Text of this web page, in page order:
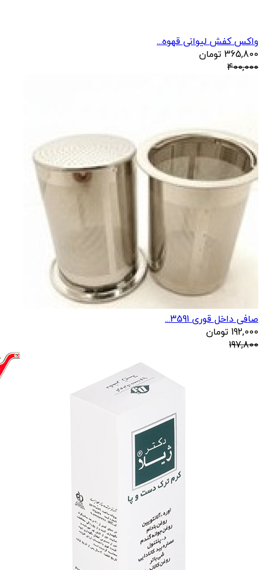
واکس کفش لیوانی قهوه...
365,800 تومان
400,000
صافی داخل قوری 3591...
192,000 تومان
197,800